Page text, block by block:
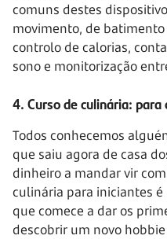
comuns destes
movimento, de
controlo de calorias,
sono e monitorização
4. Curso de culinária:
Todos conhecemos
que saiu agora de casa
dinheiro a mandar vir
culinária para iniciantes
que comece a dar os
descobrir um novo